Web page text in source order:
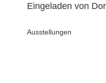
Eingeladen von
Ausstellungen